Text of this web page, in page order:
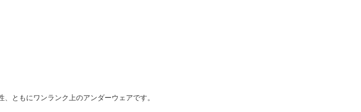
、ともにワンランク上のアンダーウェアです。